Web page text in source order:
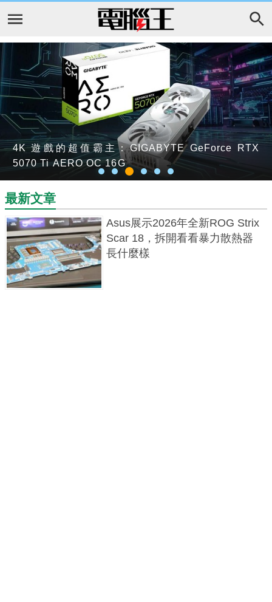
Asus展示2026年全新ROG Strix Scar 18，拆開看看
暴力散熱器長什麼樣
挑戰台積電 CoWoS 壟斷！英特爾 EMIB-T 封裝技術
鎖定 2027 量產，傳成本砍半吸引博通、Meta 轉單
4K 遊戲的超值霸主：GIGABYTE GeForce RTX
5070 Ti AERO OC 16G
AMD推出Ryzen AI Embedded X100系列處理器，搭
配Kria AI解決方案加速機器人與實體AI發展
Instinct MI455X結合領先效能、HBM4記憶體，與
Cerebras合作推出晶圓級引擎解構式AI推論方案
AMD 腳位藍圖曝光：AM5 平台擬挺進 Zen 7 世代，
Zen 8 才將迎來 AM6 大改款
最新文章
Asus展示2026年全新ROG Strix
Scar 18，拆開看看暴力散熱器
長什麼樣